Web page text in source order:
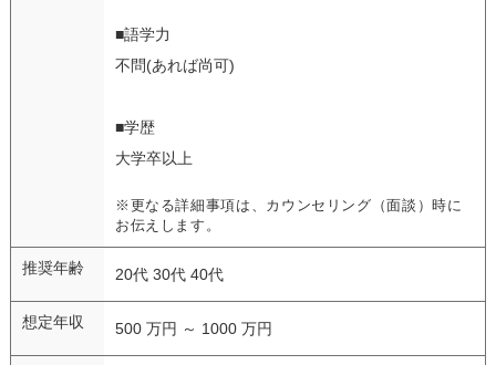
■語学力
不問(あれば尚可)
■学歴
大学卒以上
※更なる詳細事項は、カウンセリング（面談）時に
お伝えします。
推奨年齢 20代 30代 40代
想定年収 500 万円 ～ 1000 万円